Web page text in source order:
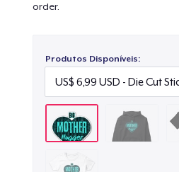
order.
Produtos Disponíveis: